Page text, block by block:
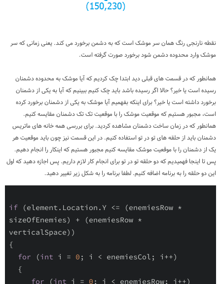
نقطه نارنجی رنگ همان سر موشک است که به دشمن برخورد می کند. یعنی زمانی که سر
موشک وارد محدوده دشمن شود برخورد صورت گرفته است.
همانطور که در قسمت های قبلی دید ابتدا چک کردیم که آیا موشک به محدوده دشمنان
رسیده است یا خیر؟ حالا اگر رسیده باشد باید چک کنیم ببینیم که آیا به یکی از دشمنان
برخورد داشته است یا خیر؟ برای اینکه بفهمیم آیا موشک به یکی از دشمنان برخورد کرده
است، مجبور هستیم که موقعیت موشک را با موقعیت تک تک دشمنان مقایسه کنیم.
همانطور که در زمان ساخت دشمنان مشاهده کردید. برای بررسی همه خانه های ماتریس
دشمنان باید از حلقه های تو در تو استفاده کنیم. در این قسمت نیز چون باید موقعیت هر
یک از دشمنان را با موقعیت موشک مقایسه کنیم مجبور هستیم که اینکار را انجام دهیم.
پس تا اینجا فهمیدیم که دو حلقه تو در تو برای انجام کار لازم داریم. پس اجازه دهید که اول
این دو حلقه را به برنامه اضافه کنیم. لطفا برنامه را به شکل زیر تغییر دهید.
if (element.Location.Y <= (enemiesRow *
sizeOfEnemies) + (enemiesRow *
verticalSpace))
{
for (int i = 0 ; i < enemiesCol; i++)
for (int j = 0 ; j < enemiesRow; j++)